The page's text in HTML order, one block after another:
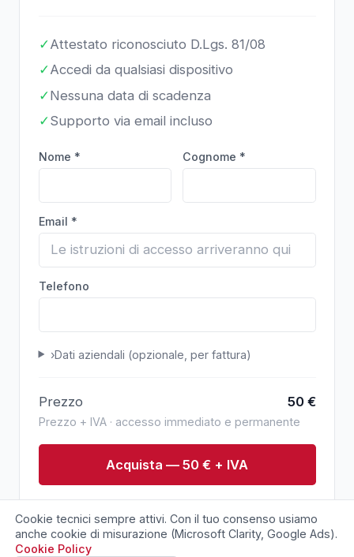
✓Attestato riconosciuto D.Lgs. 81/08
✓Accedi da qualsiasi dispositivo
✓Nessuna data di scadenza
✓Supporto via email incluso
Nome * Cognome *
Email *
Telefono
›Dati aziendali (opzionale, per fattura)
Prezzo 50€
Prezzo + IVA · accesso immediato e permanente
Acquista — 50 € + IVA
via email.
Cookie tecnici sempre attivi. Con il tuo consenso usiamo
anche cookie di misurazione (Microsoft Clarity, Google Ads).
Cookie Policy